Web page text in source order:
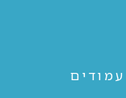
עמודים